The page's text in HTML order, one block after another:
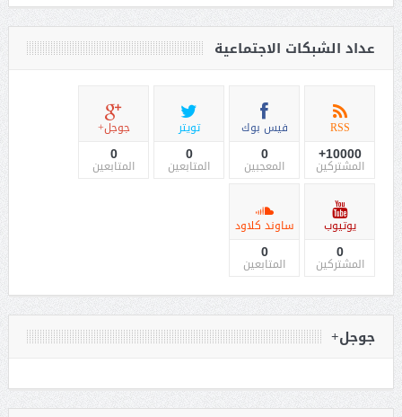
عداد الشبكات الاجتماعية
RSS
10000+
المشتركين
فيس بوك
0
المعجبين
تويتر
0
المتابعين
جوجل+
0
المتابعين
يوتيوب
0
المشتركين
ساوند كلاود
0
المتابعين
جوجل+